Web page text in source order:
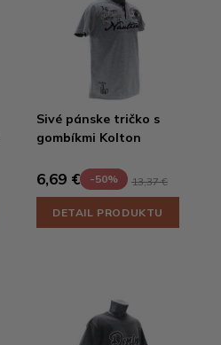
Sivé pánske tričko s
gombíkmi Kolton
6,69 € -50% 13,37 €
DETAIL PRODUKTU